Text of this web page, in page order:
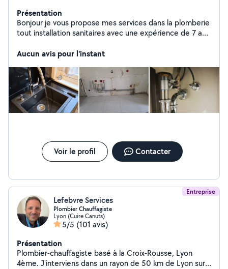
Présentation
Bonjour je vous propose mes services dans la plomberie
tout installation sanitaires avec une expérience de 7 ans
Aucun avis pour l'instant
Voir le profil Contacter
Entreprise
Lefebvre Services
Plombier Chauffagiste
Lyon (Cuire Canuts)
5/5 (101 avis)
Présentation
Plombier-chauffagiste basé à la Croix-Rousse, Lyon
4ème. J'interviens dans un rayon de 50 km de Lyon sur